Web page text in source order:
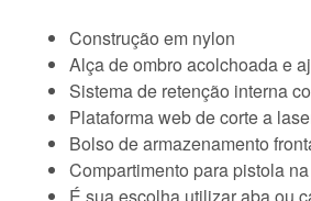
Construção em nylon
Alça de ombro acolchoada e
Sistema de retenção interna
Plataforma web de corte a
Bolso de armazenamento
Compartimento para pistola